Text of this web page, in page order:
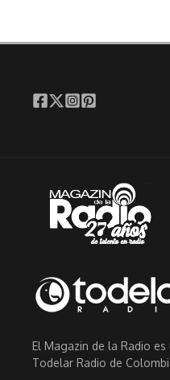
El Magazin de la Radio
Todelar Radio de